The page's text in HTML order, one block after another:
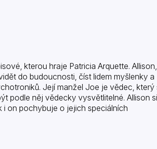
kterou hraje Patricia Arquette.
do budoucnosti, číst lidem myšlenky a
Její manžel Joe je vědec, který
podle něj vědecky vysvětlitelné. Allison
i on pochybuje o jejich speciálních